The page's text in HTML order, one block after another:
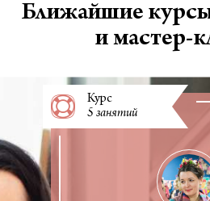
Ближайшие
и мастер-
Курс
5 занятий